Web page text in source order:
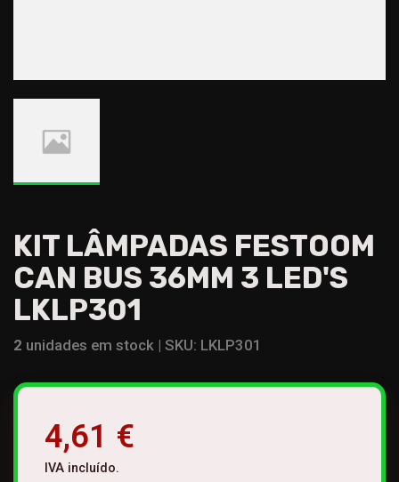
KIT LÂMPADAS FESTOOM
CAN BUS 36MM 3 LED'S
LKLP301
2 unidades em stock | SKU: LKLP301
4,61 €
IVA incluído.